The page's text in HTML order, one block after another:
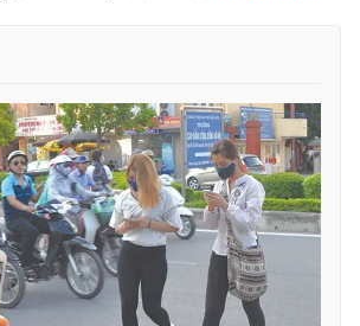
Tấm lòng Việt
Vươn mình bằng AI
VTV8
English